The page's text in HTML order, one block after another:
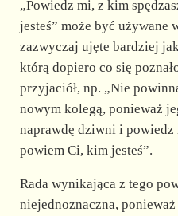
„Powiedz mi, z kim
jesteś” może być używane
zazwyczaj ujęte bardziej
którą dopiero co się
przyjaciół, np. „Nie
nowym kolegą, ponieważ
naprawdę dziwni i powiedz
powiem Ci, kim jesteś”.
Rada wynikająca z tego
niejednoznaczna,